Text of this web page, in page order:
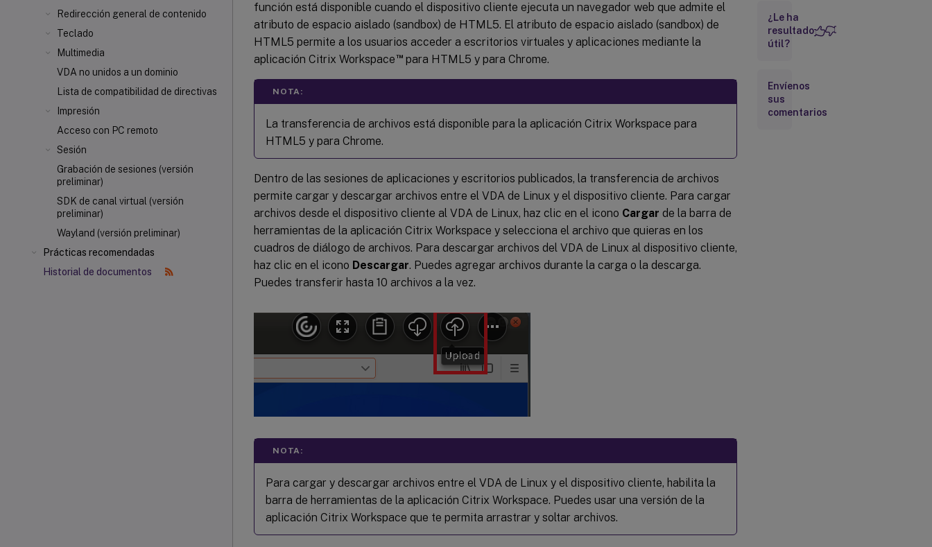
Redirección general de contenido
Teclado
Multimedia
VDA no unidos a un dominio
Lista de compatibilidad de directivas
Impresión
Acceso con PC remoto
Sesión
Grabación de sesiones (versión
preliminar)
SDK de canal virtual (versión
preliminar)
Wayland (versión preliminar)
Prácticas recomendadas
Historial de documentos
función está disponible cuando el dispositivo cliente ejecuta un navegador web que admite el
atributo de espacio aislado (sandbox) de HTML5. El atributo de espacio aislado (sandbox) de
HTML5 permite a los usuarios acceder a escritorios virtuales y aplicaciones mediante la
aplicación Citrix Workspace™para HTML5 y para Chrome.
NOTA:
La transferencia de archivos está disponible para la aplicación Citrix Workspace para
HTML5 y para Chrome.
Dentro de las sesiones de aplicaciones y escritorios publicados, la transferencia de archivos
permite cargar y descargar archivos entre el VDA de Linux y el dispositivo cliente. Para cargar
archivos desde el dispositivo cliente al VDA de Linux, haz clic en el icono Cargar de la barra de
herramientas de la aplicación Citrix Workspace y selecciona el archivo que quieras en los
cuadros de diálogo de archivos. Para descargar archivos del VDA de Linux al dispositivo cliente,
haz clic en el icono Descargar. Puedes agregar archivos durante la carga o la descarga.
Puedes transferir hasta 10 archivos a la vez.
NOTA:
Para cargar y descargar archivos entre el VDA de Linux y el dispositivo cliente, habilita la
barra de herramientas de la aplicación Citrix Workspace. Puedes usar una versión de la
aplicación Citrix Workspace que te permita arrastrar y soltar archivos.
¿Le ha
resultado
útil?
Envíenos
sus
comentarios